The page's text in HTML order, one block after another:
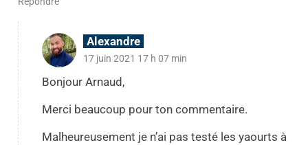
Alexandre
17 juin 2021 17 h 07 min
Bonjour Arnaud,
Merci beaucoup pour ton commentaire.
Malheureusement je n’ai pas testé les yaourts à